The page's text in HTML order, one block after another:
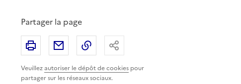
Partager la page
Veuillezautoriser le dépôt de cookies pour
partager sur les réseaux sociaux.
Imprimer Partager par email
Copier le lien